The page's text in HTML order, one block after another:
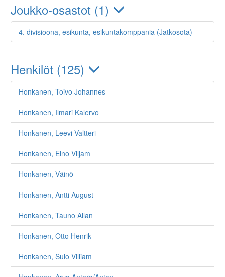
Joukko-osastot (1)
4. divisioona, esikunta, esikuntakomppania (Jatkosota)
Henkilöt (125)
Honkanen, Toivo Johannes
Honkanen, Ilmari Kalervo
Honkanen, Leevi Valtteri
Honkanen, Eino Viljam
Honkanen, Väinö
Honkanen, Antti August
Honkanen, Tauno Allan
Honkanen, Otto Henrik
Honkanen, Sulo Villiam